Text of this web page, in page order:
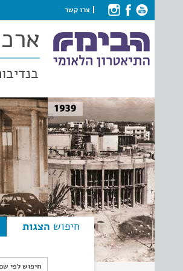
צרו קשר
חיפוש הצגות
חיפוש לפי